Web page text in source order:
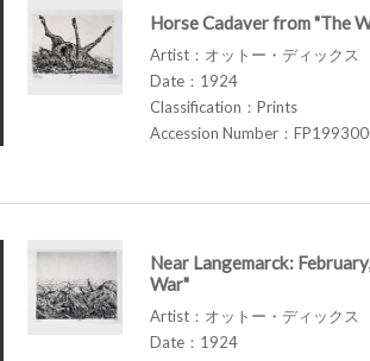
Horse Cadaver from "The
Artist：オットー・ディック
Date：1924
Classification：Prints
Accession Number：
Near Langemarck:
War"
Artist：オットー・ディック
Date：1924